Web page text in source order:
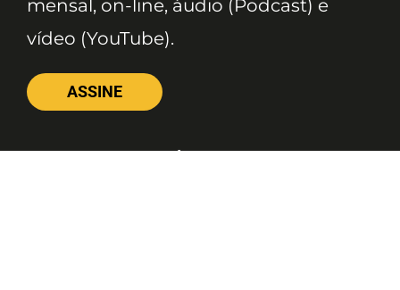
mensal, on-line, áudio (Podcast) e
vídeo (YouTube).
ASSINE
Nossas Redes